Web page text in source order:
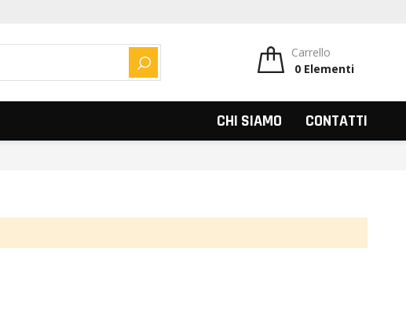
CERCA
Carrello
0 Elementi
CHI SIAMO CONTATTI